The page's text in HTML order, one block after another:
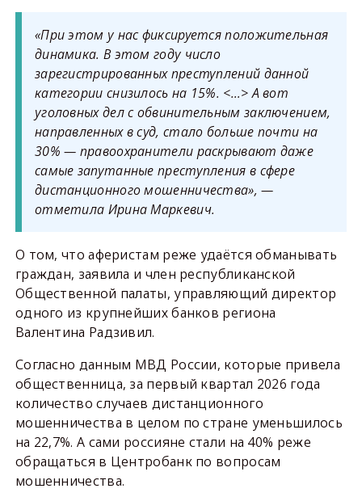
«При этом у нас фиксируется положительная
динамика. В этом году число
зарегистрированных преступлений данной
категории снизилось на 15%. <…> А вот
уголовных дел с обвинительным заключением,
направленных в суд, стало больше почти на
30% — правоохранители раскрывают даже
самые запутанные преступления в сфере
дистанционного мошенничества», —
отметила Ирина Маркевич.
О том, что аферистам реже удаётся обманывать
граждан, заявила и член республиканской
Общественной палаты, управляющий директор
одного из крупнейших банков региона
Валентина Радзивил.
Согласно данным МВД России, которые привела
общественница, за первый квартал 2026 года
количество случаев дистанционного
мошенничества в целом по стране уменьшилось
на 22,7%. А сами россияне стали на 40% реже
обращаться в Центробанк по вопросам
мошенничества.